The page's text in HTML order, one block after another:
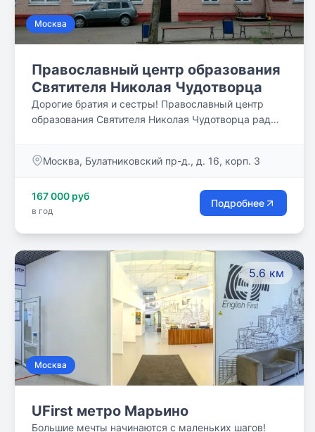
Москва
Православный центр образования
Святителя Николая Чудотворца
Дорогие братия и сестры! Православный центр
образования Святителя Николая Чудотворца рад
сохранить преемственность в образовательных и
период существования России как православного
государства.
Москва, Булатниковский пр-д., д. 16, корп. 3
167 000 руб
в год
Подробнее
5.6 км
Москва
UFirst метро Марьино
Большие мечты начинаются с маленьких шагов!